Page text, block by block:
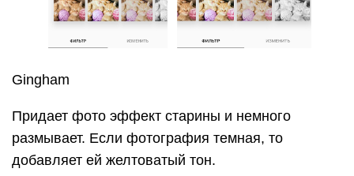
Gingham
Придает фото эффект старины и немного
размывает. Если фотография темная, то
добавляет ей желтоватый тон.